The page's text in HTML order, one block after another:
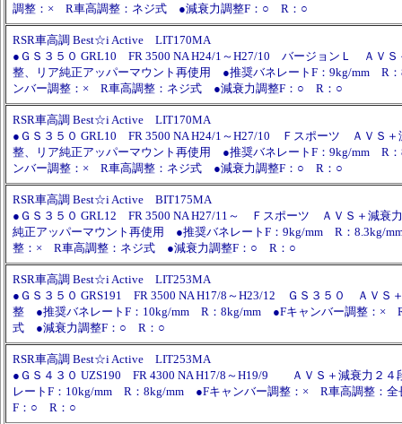
調整：× R車高調整：ネジ式 ●減衰力調整F：○ R：○
RSR車高調 Best☆i Active LIT170MA
●ＧＳ３５０ GRL10 FR 3500 NA H24/1～H27/10 バージョンＬ ＡＶＳ
整、リア純正アッパーマウント再使用 ●推奨バネレートF：9kg/mm R
ンバー調整：× R車高調整：ネジ式 ●減衰力調整F：○ R：○
RSR車高調 Best☆i Active LIT170MA
●ＧＳ３５０ GRL10 FR 3500 NA H24/1～H27/10 Ｆスポーツ ＡＶＳ＋
整、リア純正アッパーマウント再使用 ●推奨バネレートF：9kg/mm R
ンバー調整：× R車高調整：ネジ式 ●減衰力調整F：○ R：○
RSR車高調 Best☆i Active BIT175MA
●ＧＳ３５０ GRL12 FR 3500 NA H27/11～ Ｆスポーツ ＡＶＳ＋減衰
純正アッパーマウント再使用 ●推奨バネレートF：9kg/mm R：8.3kg/
整：× R車高調整：ネジ式 ●減衰力調整F：○ R：○
RSR車高調 Best☆i Active LIT253MA
●ＧＳ３５０ GRS191 FR 3500 NA H17/8～H23/12 ＧＳ３５０ ＡＶＳ
整 ●推奨バネレートF：10kg/mm R：8kg/mm ●Fキャンバー調整：×
式 ●減衰力調整F：○ R：○
RSR車高調 Best☆i Active LIT253MA
●ＧＳ４３０ UZS190 FR 4300 NA H17/8～H19/9 ＡＶＳ＋減衰力２
レートF：10kg/mm R：8kg/mm ●Fキャンバー調整：× R車高調整：
F：○ R：○